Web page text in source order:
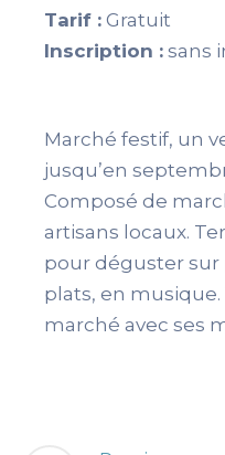
Tarif : Gratuit
Inscription : sans
Marché festif, un
jusqu’en
Composé de
artisans locaux.
pour déguster sur
plats, en
marché avec ses